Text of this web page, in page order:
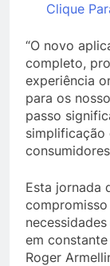
Clique
“O novo
completo,
experiência
para os
passo
simplificação
Esta jornada
em
Roger